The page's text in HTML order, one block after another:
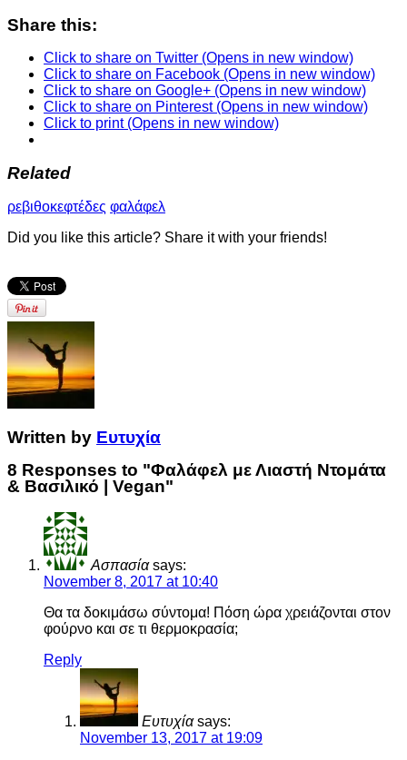
Share this:
Click to share on Twitter (Opens in new window)
Click to share on Facebook (Opens in new window)
Click to share on Google+ (Opens in new window)
Click to share on Pinterest (Opens in new window)
Click to print (Opens in new window)
Related
ρεβιθοκεφτέδες φαλάφελ
Did you like this article? Share it with your friends!
Written by Ευτυχία
8 Responses to "Φαλάφελ με Λιαστή Ντομάτα
& Βασιλικό | Vegan"
Ασπασία says:
November 8, 2017 at 10:40
Θα τα δοκιμάσω σύντομα! Πόση ώρα χρειάζονται στον
φούρνο και σε τι θερμοκρασία;
Reply
Ευτυχία says:
November 13, 2017 at 19:09